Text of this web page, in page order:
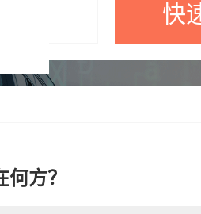
快
方？